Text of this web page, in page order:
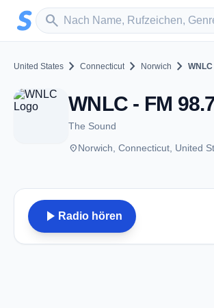
Zum Hauptinhalt springen
search
Sender suchen
United States chevron_right Connecticut chevron_right Norwich chevron_right WNLC
The Sound
placeNorwich, Connecticut, United
play_arrow Radio hören